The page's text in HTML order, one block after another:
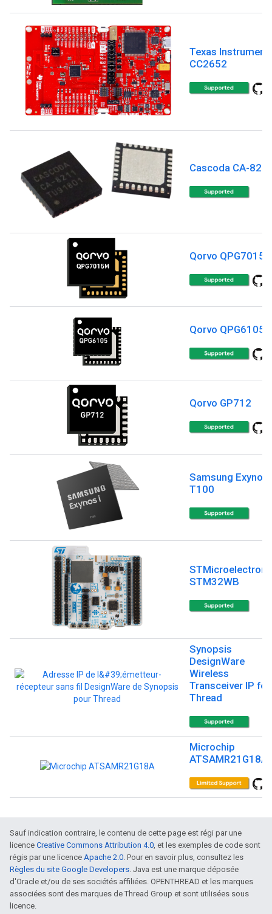
Texas
CC2652
Cascoda CA-
Qorvo
Qorvo QPG6105
Qorvo GP712
Samsung Exynos
T100
STM32WB
Synopsis
DesignWare
Wireless
Transceiver IP for
Thread
Microchip
ATSAMR21G18A
Sauf indication contraire, le contenu de cette page est régi par une
licence Creative Commons Attribution 4.0, et les exemples de code sont
régis par une licence Apache 2.0. Pour en savoir plus, consultez les
Règles du site Google Developers. Java est une marque déposée
d'Oracle et/ou de ses sociétés affiliées. OPENTHREAD et les marques
associées sont des marques de Thread Group et sont utilisées sous
licence.